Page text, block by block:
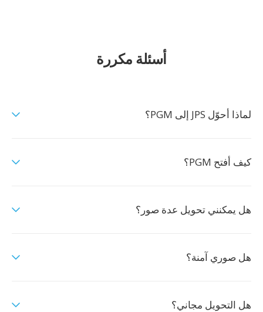
أسئلة مكررة
لماذا أحوّل JPS إلى PGM؟
كيف أفتح PGM؟
هل يمكنني تحويل عدة صور؟
هل صوري آمنة؟
هل التحويل مجاني؟